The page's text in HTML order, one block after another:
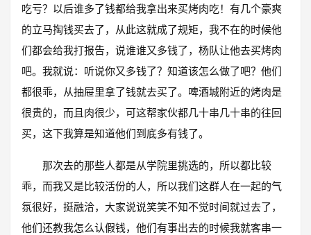
吃亏？以后谁多了钱都给我拿出来买烤肉吃！有几个豪爽
的立马掏钱买去了，从此这就成了规矩，我不在的时候他
们都会给我打报告，说谁谁又多钱了，杨队让他去买烤肉
吧。我就说：听说你又多钱了？知道该怎么做了吧？他们
都很乖，从抽屉里拿了钱就去买了。啤酒城附近的烤肉是
很贵的，而且肉很少，可这帮家伙都几十串几十串的往回
买，这下我算是知道他们到底多有钱了。
那次去的那些人都是从学院里挑选的，所以都比较
乖，而我又是比较活份的人，所以我们这群人在一起的气
氛很好，挺融洽，大家说说笑笑不知不觉时间就过去了，
他们还教我怎么认假钱，他们有事出去的时候我就客串一